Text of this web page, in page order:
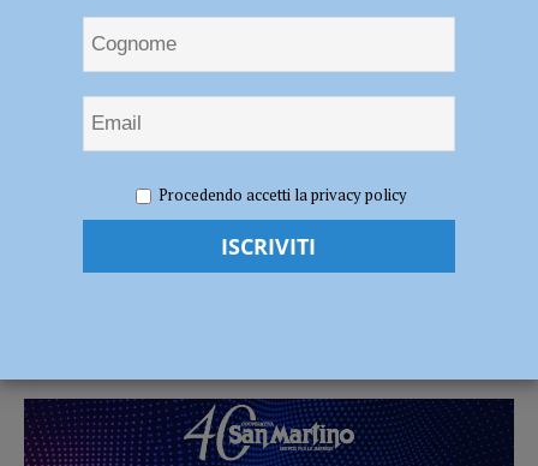
Festival, gli appuntamenti dal 22 al 24 settembre
Appennino Festival, gli appuntamenti dal
Procedendo accetti la privacy policy